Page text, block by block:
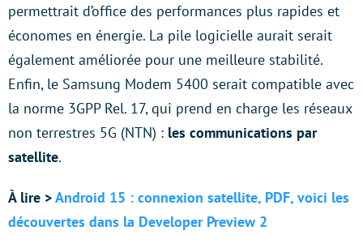
permettrait d’office des performances plus rapides et
économes en énergie. La pile logicielle aurait serait
également améliorée pour une meilleure stabilité.
Enfin, le Samsung Modem 5400 serait compatible avec
la norme 3GPP Rel. 17, qui prend en charge les réseaux
non terrestres 5G (NTN) : les communications par
satellite.
À lire >Android 15 : connexion satellite, PDF, voici les
découvertes dans la Developer Preview 2